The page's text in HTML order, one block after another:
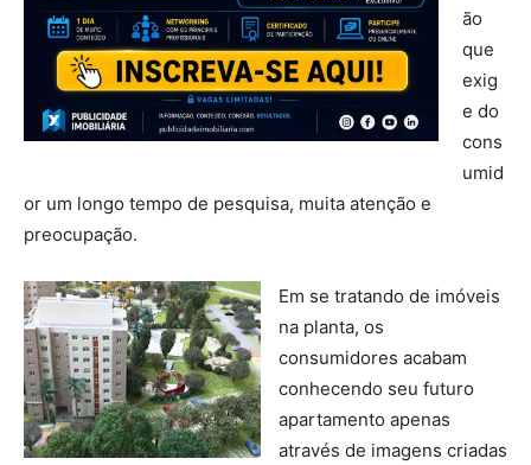
ão
que
exig
e do
cons
umid
or um longo tempo de pesquisa, muita atenção e
preocupação.
Em se tratando de imóveis
na planta, os
consumidores acabam
conhecendo seu futuro
apartamento apenas
através de imagens criadas